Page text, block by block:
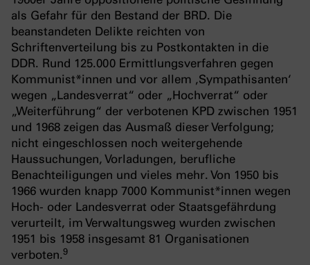
als Gefahr für den Bestand der BRD. Die
beanstandeten Delikte reichten von
Schriftenverteilung bis zu Postkontakten in die
DDR. Rund 125.000 Ermittlungsverfahren gegen
Kommunist*innen und vor allem ‚Sympathisanten‘
wegen „Landesverrat“ oder „Hochverrat“ oder
„Weiterführung“ der verbotenen KPD zwischen 1951
und 1968 zeigen das Ausmaß dieser Verfolgung;
nicht eingeschlossen noch weitergehende
Haussuchungen, Vorladungen, berufliche
Benachteiligungen und vieles mehr. Von 1950 bis
1966 wurden knapp 7000 Kommunist*innen wegen
Hoch- oder Landesverrat oder Staatsgefährdung
verurteilt, im Verwaltungsweg wurden zwischen
1951 bis 1958 insgesamt 81 Organisationen
verboten.9